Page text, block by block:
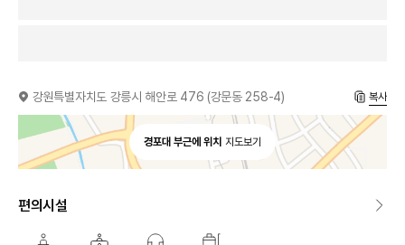
강원특별자치도 강릉시 해안로 476 (강문동 258-4) 복사
경포대 부근에 위치 지도보기
편의시설